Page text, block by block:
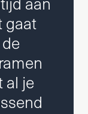
gaat
al je